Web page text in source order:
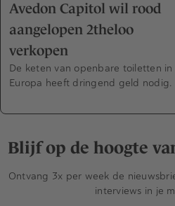
Avedon Capitol wil rood
aangelopen 2theloo
verkopen
De keten van openbare toiletten in
Europa heeft dringend geld nodig.
Blijf op de hoogte
Ontvang 3x per week de
interviews in je